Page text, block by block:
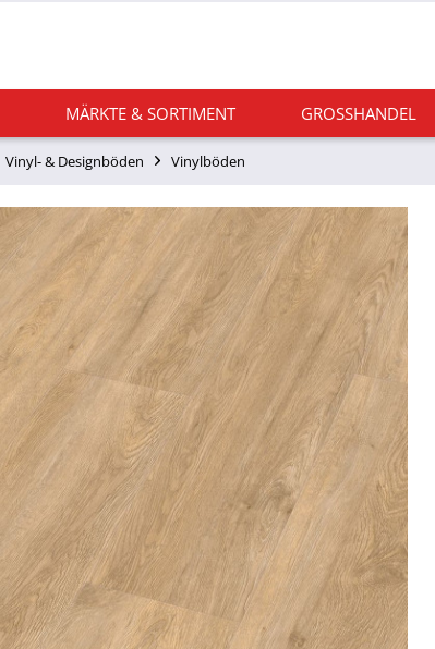
MÄRKTE & SORTIMENT GROSSHANDEL
Vinyl- & Designböden Vinylböden